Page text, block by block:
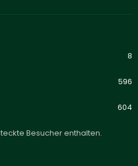
8
596
604
Besucher enthalten.